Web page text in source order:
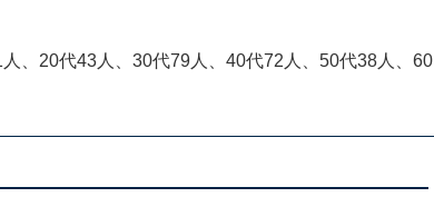
、20代43人、30代79人、40代72人、50代38人、60